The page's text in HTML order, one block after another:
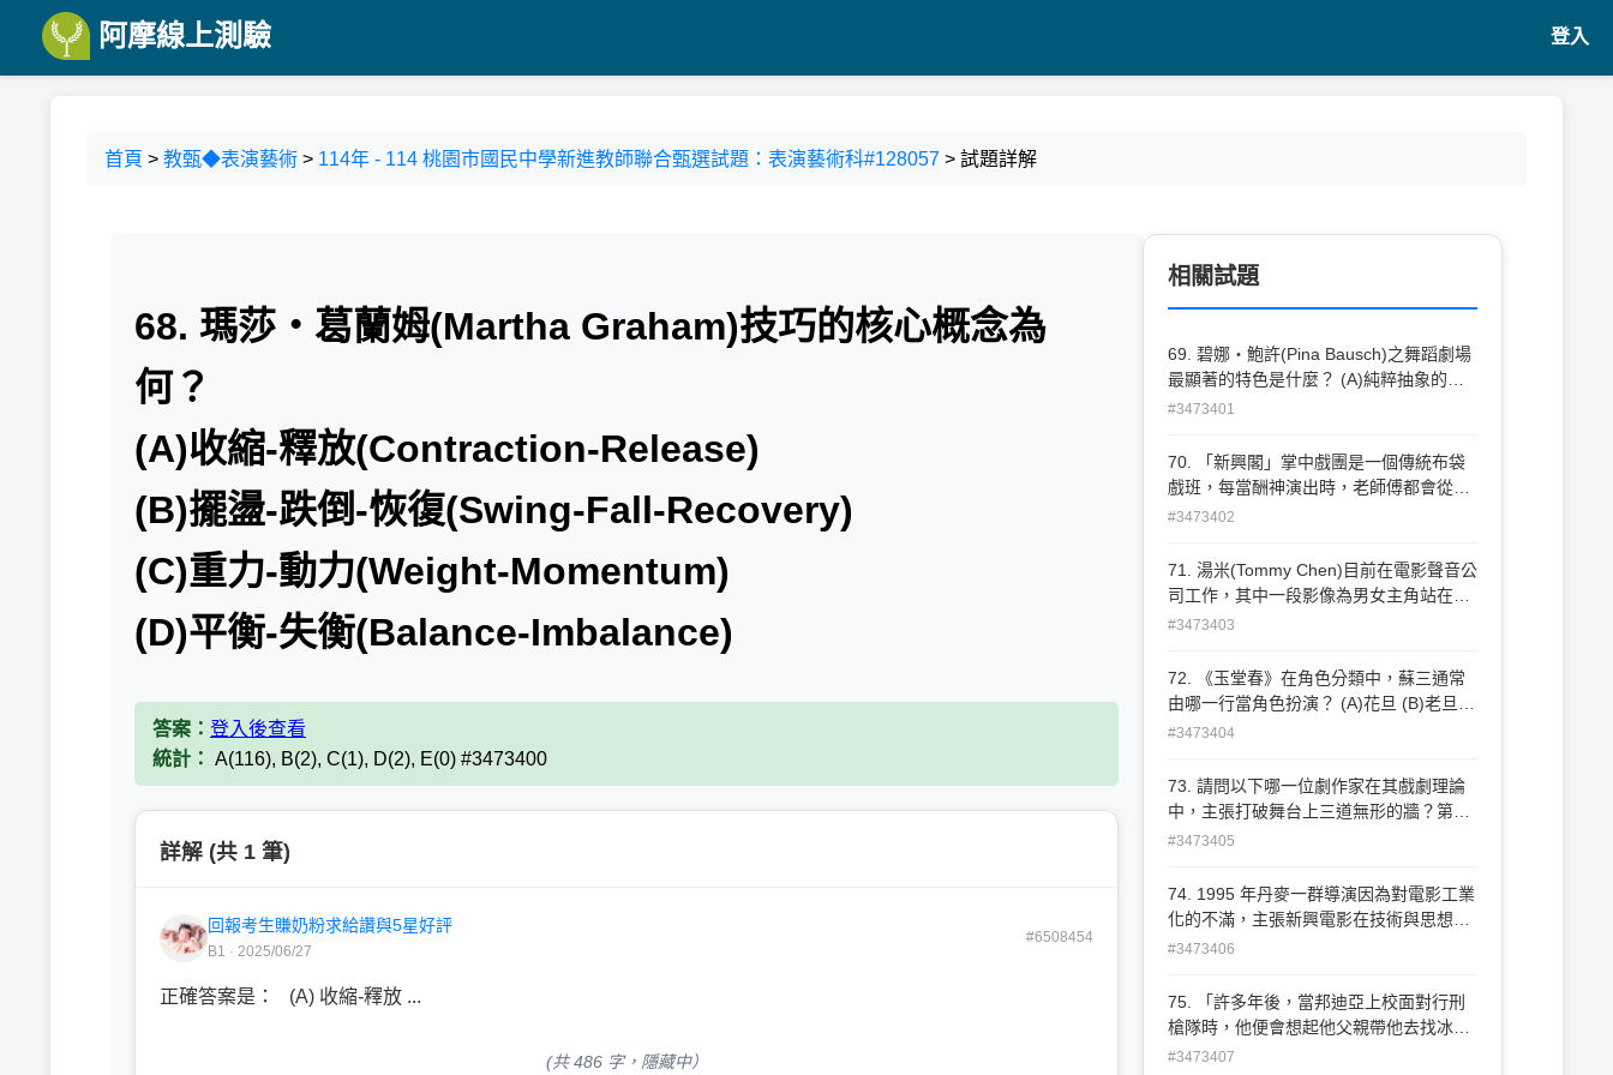
阿摩線上測驗 登入
首頁 > 教甄◆表演藝術 > 114年 - 114 桃園市國民中學新進教師聯合甄選試題：表演藝術科#128057 > 試題詳解
68. 瑪莎・葛蘭姆(Martha Graham)技巧的核心概念為
何？
(A)收縮-釋放(Contraction-Release)
(B)擺盪-跌倒-恢復(Swing-Fall-Recovery)
(C)重力-動力(Weight-Momentum)
(D)平衡-失衡(Balance-Imbalance)
答案： 登入後查看
統計： A(116), B(2), C(1), D(2), E(0) #3473400
詳解 (共 1 筆)
回報考生賺奶粉求給讚與5星好評
B1 · 2025/06/27
#6508454
正確答案是： (A) 收縮-釋放 ...
(共 486 字，隱藏中）
相關試題
69. 碧娜・鮑許(Pina Bausch)之舞蹈劇場
最顯著的特色是什麼？ (A)純粹抽象的形
式美感 (B)融合戲劇元素與日常生活動作
構
#3473401
70. 「新興閣」掌中戲團是一個傳統布袋
戲班，每當酬神演出時，老師傅都會從祖
傳一個小紅盒子裡請出戲神以坐鎮後台；
平安後才開演。請問老師傅從紅盒子裡請
出的戲神是下面哪一尊神？ (A)關聖帝君
#3473402
71. 湯米(Tommy Chen)目前在電影聲音公
司工作，其中一段影像為男女主角站在路
邊拍攝分手戲，但因路邊來往車輛很多，
做擬音。請問當這部電影的國際版完成
後，湯米 (Tommy Chen)會在以下工作人
(D)Boom Operator
#3473403
72. 《玉堂春》在角色分類中，蘇三通常
由哪一行當角色扮演？ (A)花旦 (B)老旦
(C)正旦 (D)武旦
#3473404
73. 請問以下哪一位劇作家在其戲劇理論
中，主張打破舞台上三道無形的牆？第一
面牆是舞臺和觀眾席的牆，他主張任何人
化場景和真實生活中的牆，他主張劇場成
為改善現 實生活環境的一項預演；最後一
成為 藝術家，做自己生命劇場的主宰。這
三道牆存在於你、我、創作者與每個人的
生活之間，它們無所不在。 (A)布萊希特
#3473405
74. 1995 年丹麥一群導演因為對電影工業
化的不滿，主張新興電影在技術與思想創
作上的民主化，特別簽署了一份宣言；這
宣言內容主張：不用布景、不使用燈光、
不用倒敘鏡頭、不配任何音樂、不用虛假
#3473406
75. 「許多年後，當邦迪亞上校面對行刑
槍隊時，他便會想起他父親帶他去找冰塊
的那個遙遠的下午 。」以上這一段描述，
#3473407